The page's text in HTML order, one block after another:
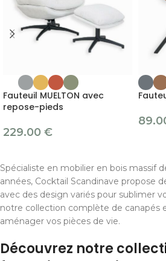
Fauteuil MUELTON avec
repose-pieds
229.00 €
Spécialiste en mobilier en bois massif
années, Cocktail Scandinave propose
avec des design variés pour sublimer
notre collection complète de canapés
aménager vos pièces de vie.
Découvrez notre